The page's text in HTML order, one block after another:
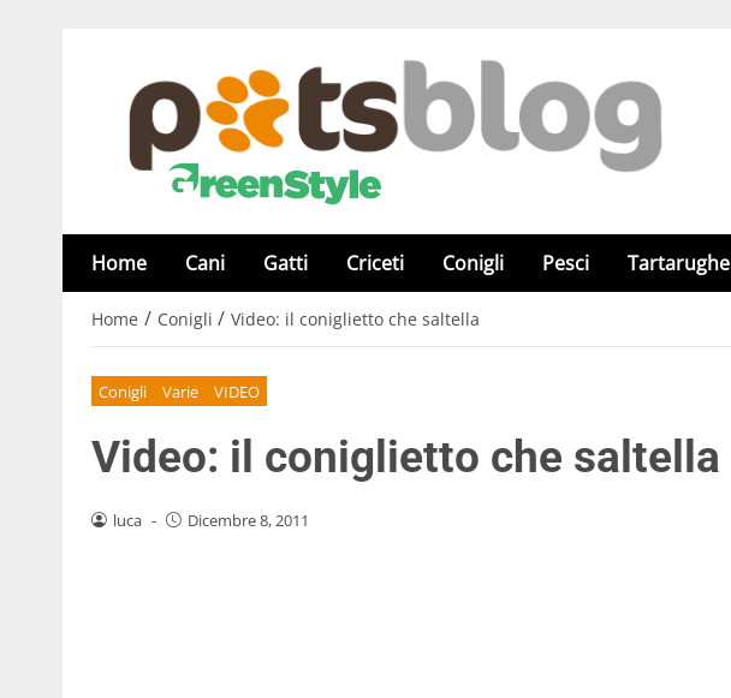
Home Cani Gatti Criceti Conigli Pesci Tartarughe
Home / Conigli / Video: il coniglietto che saltella
Conigli Varie VIDEO
Video: il coniglietto che saltella
luca - Dicembre 8, 2011